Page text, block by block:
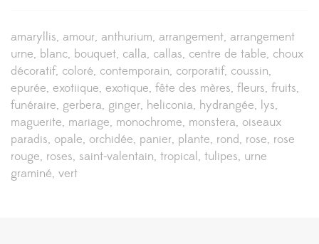
amaryllis amour anthurium arrangement arrangement
urne blanc bouquet calla callas centre de table choux
décoratif coloré contemporain corporatif coussin
epurée exotiique exotique fête des mères fleurs fruits
funéraire gerbera ginger heliconia hydrangée lys
maguerite mariage monochrome monstera oiseaux
paradis opale orchidée panier plante rond rose rose
rouge roses saint-valentain tropical tulipes urne
graminé vert